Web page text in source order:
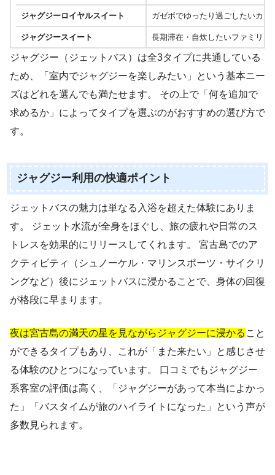
ジャグジーロイヤルスイート ガゼボでゆったり過ごしたいカッ
ジャグジースイート 長期滞在・自炊したいファミリー
ジャグジー（ジェットバス）は全3タイプに共通している
ため、「室内でジャグジーを楽しみたい」という基本ニー
ズはどれを選んでも満たせます。 その上で「何を追加で
求めるか」によってタイプを選ぶのがおすすめの選び方で
す。
ジャグジー利用の快適ポイント
ジェットバスの魅力は単なる入浴を超えた体験にありま
す。 ジェット水流が全身をほぐし、旅の疲れや日常のス
トレスを効果的にリリースしてくれます。 宮古島でのア
クティビティ（シュノーケル・マリンスポーツ・サイクリ
ングなど）後にジェットバスに浸かることで、身体の回復
が格段に早まります。
夜は宮古島の満天の星を見ながらジャグジーに浸かる こと
ができるタイプもあり、これが「また来たい」と感じさせ
る体験のひとつになっています。 口コミでもジャグジー
系客室の評価は高く、「ジャグジーがあって本当によかっ
た」「バスタイムが旅のハイライトになった」という声が
多数見られます。